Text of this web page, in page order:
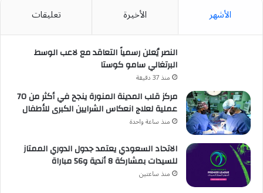
الأشهر الأخيرة تعليقات
النصر يُعلن رسمياً التعاقد مع لاعب الوسط
البرتغالي سامو كوستا
منذ 37 دقيقة
مركز قلب المدينة المنورة ينجح في أكثر من 70
عملية لعلاج انعكاس الشرايين الكبرى للأطفال
منذ ساعة واحدة
الاتحاد السعودي يعتمد جدول الدوري الممتاز
للسيدات بمشاركة 8 أندية و56 مباراة
منذ ساعتين